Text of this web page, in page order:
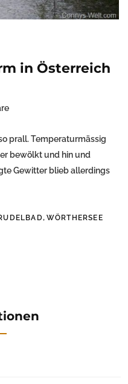
in Österreich
prall. Temperaturmässig
bewölkt und hin und
Gewitter blieb allerdings
, WÖRTHERSEE